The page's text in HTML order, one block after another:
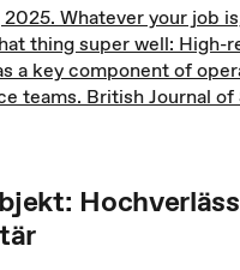
2025. Whatever your job
thing super well: High-
a key component of
teams. British Journal of